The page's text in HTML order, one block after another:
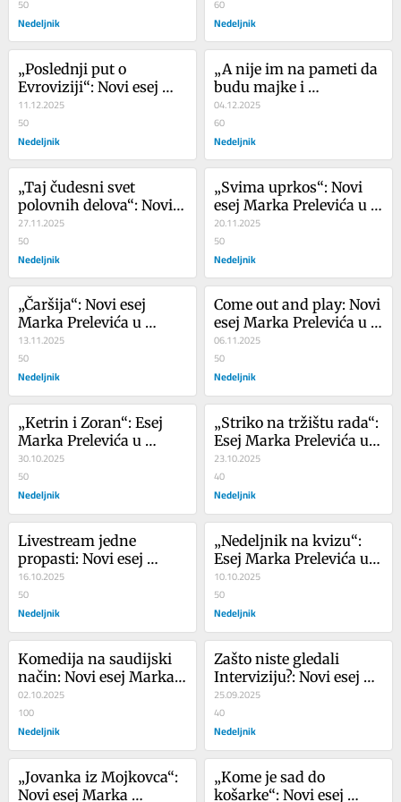
Nedeljnika
50
Nedeljnik
štampanom izdanju
Nedeljnika
60
Nedeljnik
„Poslednji put o
Evroviziji“: Novi esej
Marka Prelevića u
štampanom izdanju
Nedeljnika
11.12.2025
50
Nedeljnik
„A nije im na pameti da
budu majke i
domaćice“: Ceo esej
Marka Prelevića u
štampanom izdanju
Nedeljnika
04.12.2025
60
Nedeljnik
„Taj čudesni svet
polovnih delova“: Novi
esej Marka Prelevića u
štampanom izdanju
Nedeljnika
27.11.2025
50
Nedeljnik
„Svima uprkos“: Novi
esej Marka Prelevića u
štampanom izdanju
Nedeljnika
20.11.2025
50
Nedeljnik
„Čaršija“: Novi esej
Marka Prelevića u
štampanom izdanju
Nedeljnika
13.11.2025
50
Nedeljnik
Come out and play: Novi
esej Marka Prelevića u
štampanom izdanju
Nedeljnika
06.11.2025
50
Nedeljnik
„Ketrin i Zoran“: Esej
Marka Prelevića u
novom broju Nedeljnika
30.10.2025
50
Nedeljnik
„Striko na tržištu rada“:
Esej Marka Prelevića u
novom broju Nedeljnika
23.10.2025
40
Nedeljnik
Livestream jedne
propasti: Novi esej
Marka Prelevića u
štampanom izdanju
Nedeljnika
16.10.2025
50
Nedeljnik
„Nedeljnik na kvizu“:
Esej Marka Prelevića u
novom broju Nedeljnika
10.10.2025
50
Nedeljnik
Komedija na saudijski
način: Novi esej Marka
Prelevića u štampanom
izdanju Nedeljnika
02.10.2025
100
Nedeljnik
Zašto niste gledali
Interviziju?: Novi esej
Marka Prelevića u
štampanom izdanju
Nedeljnika
25.09.2025
40
Nedeljnik
„Jovanka iz Mojkovca“:
Novi esej Marka
„Kome je sad do
košarke“: Novi esej